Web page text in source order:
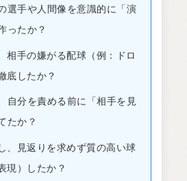
選手や人間像を意識的に「演
ったか？
相手の嫌がる配球（例：ドロ
底したか？
自分を責める前に「相手を見
たか？
、見返りを求めず質の高い球
現）したか？